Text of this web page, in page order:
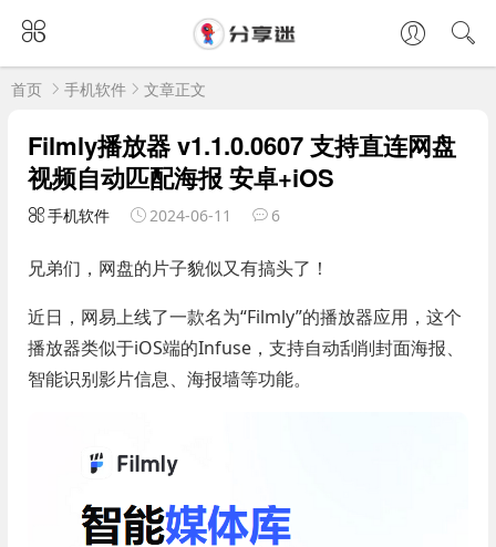
首页 手机软件 文章正文
Filmly播放器 v1.1.0.0607 支持直连网盘
视频自动匹配海报 安卓+iOS
手机软件 2024-06-11 6
兄弟们，网盘的片子貌似又有搞头了！
近日，网易上线了一款名为“Filmly”的播放器应用，这个
播放器类似于iOS端的Infuse，支持自动刮削封面海报、
智能识别影片信息、海报墙等功能。